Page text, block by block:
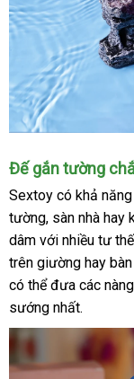
Chống
nước
hướng
dẫn
tương
đối
tốt
Đế gắn tường
Sextoy có khả
tườngthống
kê
, sàn nhà hay
dâm khuyến
mãi
với nhiều tư
trên giường hay
có thể đưa bảo
hành
các
sướng nhất.